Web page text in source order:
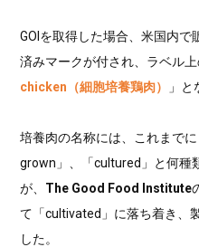
GOIを取得した場合、米国内で
済みマークが付され、ラベル
chicken（細胞培養鶏肉）
」と
培養肉の名称には、これまで
grown」、「cultured」と何種
が、 The Good Food Institute
て「cultivated」に落ち着き、
した。